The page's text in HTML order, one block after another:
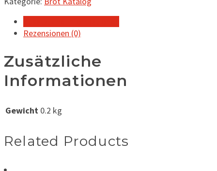
Menge
Rezensionen (0)
Zusätzliche
Informationen
Gewicht 0.2 kg
Related Products